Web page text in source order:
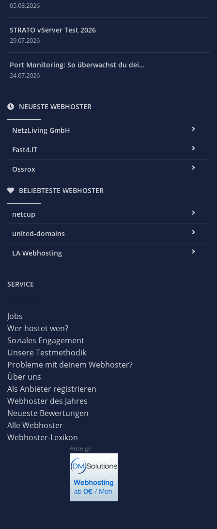
05.08.2026
STRATO vServer Test 2026
29.07.2026
Port Monitoring: So überwachst du dei...
24.07.2026
NEUESTE WEBHOSTER
NetzLiving GmbH
Fast4.IT
Ossrox
BELIEBTESTE WEBHOSTER
netcup
united-domains
LA Webhosting
SERVICE
Jobs
Wer hostet wen?
Soziales Engagement
Unsere Testmethodik
Probleme mit deinem Webhoster?
Über uns
Als Anbieter registrieren
Webhoster des Jahres
Neueste Bewertungen
Alle Webhoster
Webhoster-Lexikon
Anzeige